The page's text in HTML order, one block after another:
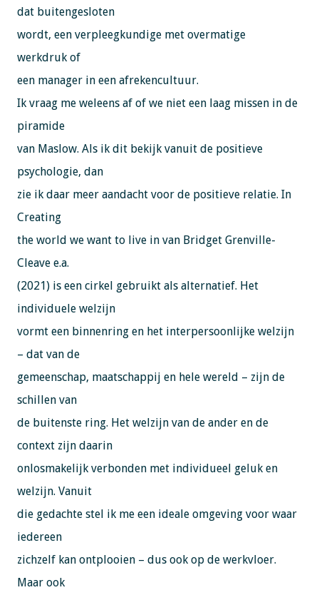
dat buitengesloten
wordt, een verpleegkundige met overmatige
werkdruk of
een manager in een afrekencultuur.
Ik vraag me weleens af of we niet een laag missen in de
piramide
van Maslow. Als ik dit bekijk vanuit de positieve
psychologie, dan
zie ik daar meer aandacht voor de positieve relatie. In
Creating
the world we want to live in van Bridget Grenville-
Cleave e.a.
(2021) is een cirkel gebruikt als alternatief. Het
individuele welzijn
vormt een binnenring en het interpersoonlijke welzijn
– dat van de
gemeenschap, maatschappij en hele wereld – zijn de
schillen van
de buitenste ring. Het welzijn van de ander en de
context zijn daarin
onlosmakelijk verbonden met individueel geluk en
welzijn. Vanuit
die gedachte stel ik me een ideale omgeving voor waar
iedereen
zichzelf kan ontplooien – dus ook op de werkvloer.
Maar ook